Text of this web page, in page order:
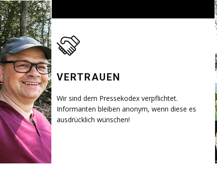
VERTRAUEN
Wir sind dem Pressekodex verpflichtet.
Informanten bleiben anonym, wenn diese es
ausdrücklich wünschen!